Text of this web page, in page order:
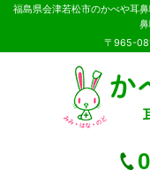
福島県会津若松市のかべや耳
〒965-